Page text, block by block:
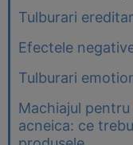
Tulburari
Efectele
Tulburari
Machiajul
acneica: ce